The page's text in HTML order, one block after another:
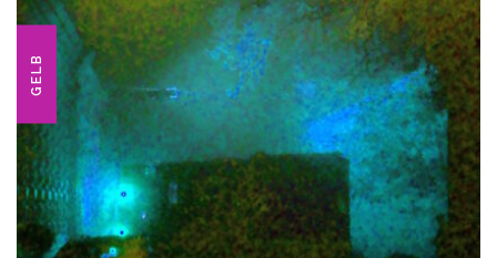
GELB